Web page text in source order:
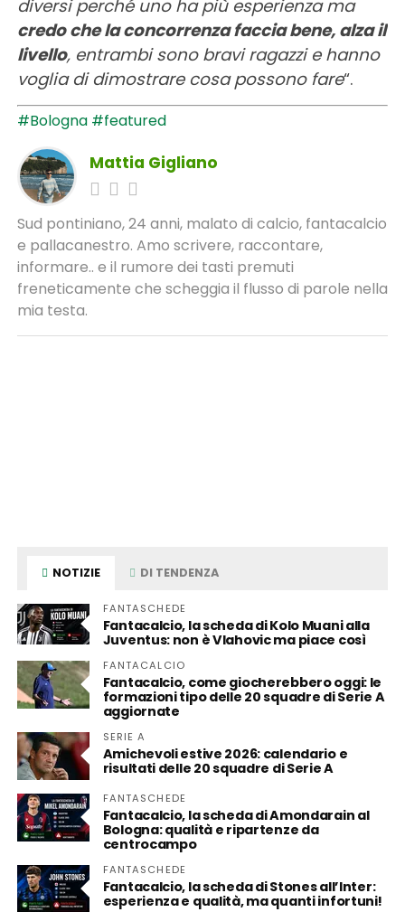
diversi perché uno ha più esperienza ma
credo che la concorrenza faccia bene, alza il
livello, entrambi sono bravi ragazzi e hanno
voglia di dimostrare cosa possono fare“.
#Bologna #featured
Mattia Gigliano
Sud pontiniano, 24 anni, malato di calcio, fantacalcio
e pallacanestro. Amo scrivere, raccontare,
informare.. e il rumore dei tasti premuti
freneticamente che scheggia il flusso di parole nella
mia testa.
NOTIZIE DI TENDENZA
FANTASCHEDE
Fantacalcio, la scheda di Kolo Muani alla
Juventus: non è Vlahovic ma piace così
FANTACALCIO
Fantacalcio, come giocherebbero oggi: le
formazioni tipo delle 20 squadre di Serie A
aggiornate
SERIE A
Amichevoli estive 2026: calendario e
risultati delle 20 squadre di Serie A
FANTASCHEDE
Fantacalcio, la scheda di Amondarain al
Bologna: qualità e ripartenze da
centrocampo
FANTASCHEDE
Fantacalcio, la scheda di Stones all’Inter:
esperienza e qualità, ma quanti infortuni!